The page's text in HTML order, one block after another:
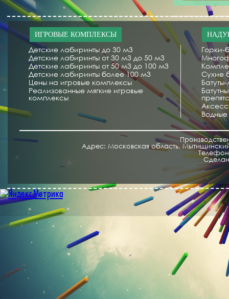
ИГРОВЫЕ КОМПЛЕКСЫ
Детские лабиринты до 30 м3
Детские лабиринты от 30 м3 до 50 м3
Детские лабиринты от 50 м3 до 100 м3
Детские лабиринты более 100 м3
Цены на игровые комплексы
Реализованные мягкие игровые
комплексы
Горки-
Сухие
Водные
Адрес: Московская область,